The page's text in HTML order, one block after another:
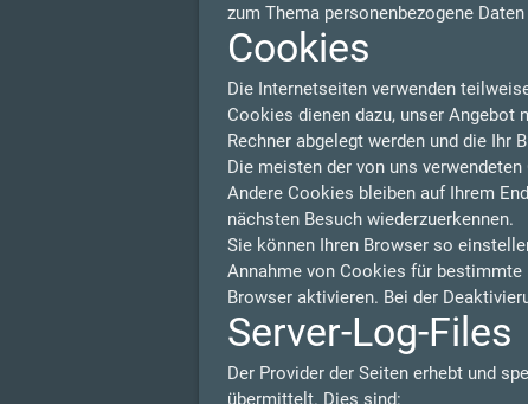
zum Thema personenbezogene
Cookies
Die Internetseiten verwenden
Cookies dienen dazu, unser Angebot
Rechner abgelegt werden und die Ihr
Die meisten der von uns
Andere Cookies bleiben auf Ihrem
nächsten Besuch wiederzuerkennen.
Sie können Ihren Browser so
Annahme von Cookies für
Browser aktivieren. Bei der
Server-Log-Files
Der Provider der Seiten erhebt und
übermittelt. Dies sind: